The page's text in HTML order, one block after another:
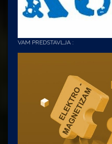
VAM PREDSTAVLJA :